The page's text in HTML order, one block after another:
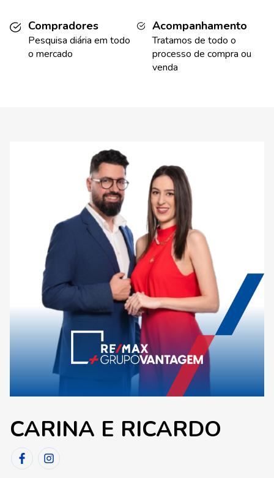
Compradores
Pesquisa diária em todo
o mercado
Acompanhamento
Tratamos de todo o
processo de compra ou
venda
CARINA E RICARDO